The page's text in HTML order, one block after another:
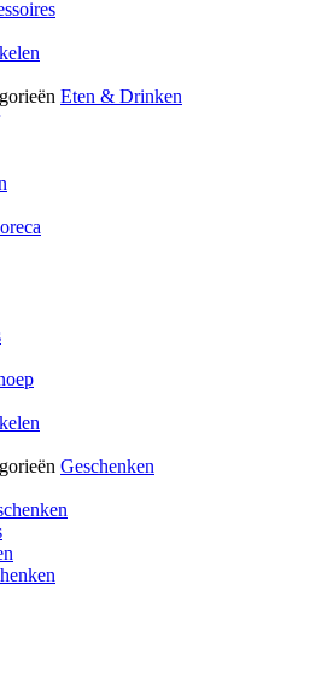
Eten & Drinken
Geschenken